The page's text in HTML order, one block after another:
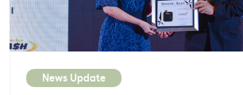
หมายการลดคาร์บอน นอกจากนี้ GULF ยัง
กับความรับผิดชอบต่อสังคม ส่งเสริมการพั
ในครั้งนี้จึงสอดคล้องกับความมุ่งมั่นของ
News Update